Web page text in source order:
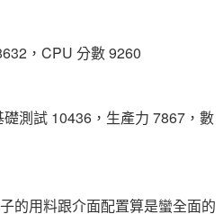
，CPU 分數 9260
測試 10436，生產力 7867，數
的用料跟介面配置算是蠻全面的